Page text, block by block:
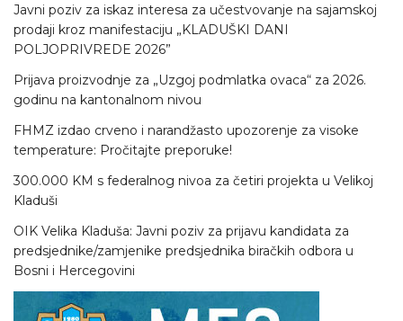
Javni poziv za iskaz interesa za učestvovanje na sajamskoj
prodaji kroz manifestaciju „KLADUŠKI DANI
POLJOPRIVREDE 2026”
Prijava proizvodnje za „Uzgoj podmlatka ovaca“ za 2026.
godinu na kantonalnom nivou
FHMZ izdao crveno i narandžasto upozorenje za visoke
temperature: Pročitajte preporuke!
300.000 KM s federalnog nivoa za četiri projekta u Velikoj
Kladuši
OIK Velika Kladuša: Javni poziv za prijavu kandidata za
predsjednike/zamjenike predsjednika biračkih odbora u
Bosni i Hercegovini